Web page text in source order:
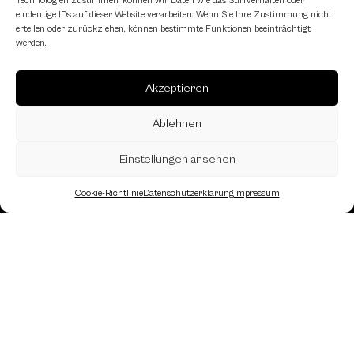
eindeutige IDs auf dieser Website verarbeiten. Wenn Sie Ihre Zustimmung nicht
erteilen oder zurückziehen, können bestimmte Funktionen beeinträchtigt
werden.
Akzeptieren
Ablehnen
Einstellungen ansehen
Cookie-RichtlinieDatenschutzerklärungImpressum